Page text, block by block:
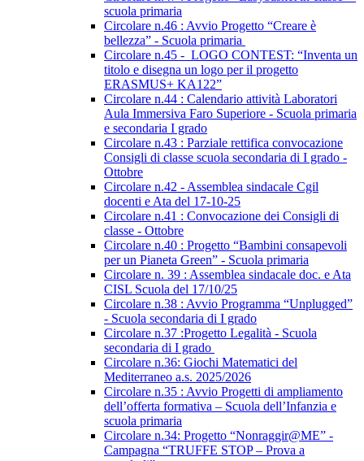
scuola primaria
Circolare n.46 : Avvio Progetto “Creare è
bellezza” - Scuola primaria
Circolare n.45 - LOGO CONTEST: “Inventa un
titolo e disegna un logo per il progetto
ERASMUS+ KA122”
Circolare n.44 : Calendario attività Laboratori
Aula Immersiva Faro Superiore - Scuola primaria
e secondaria I grado
Circolare n.43 : Parziale rettifica convocazione
Consigli di classe scuola secondaria di I grado -
Ottobre
Circolare n.42 - Assemblea sindacale Cgil
docenti e Ata del 17-10-25
Circolare n.41 : Convocazione dei Consigli di
classe - Ottobre
Circolare n.40 : Progetto “Bambini consapevoli
per un Pianeta Green” - Scuola primaria
Circolare n. 39 : Assemblea sindacale doc. e Ata
CISL Scuola del 17/10/25
Circolare n.38 : Avvio Programma “Unplugged”
- Scuola secondaria di I grado
Circolare n.37 :Progetto Legalità - Scuola
secondaria di I grado
Circolare n.36: Giochi Matematici del
Mediterraneo a.s. 2025/2026
Circolare n.35 : Avvio Progetti di ampliamento
dell’offerta formativa – Scuola dell’Infanzia e
scuola primaria
Circolare n.34: Progetto “Nonraggir@ME” -
Campagna “TRUFFE STOP – Prova a